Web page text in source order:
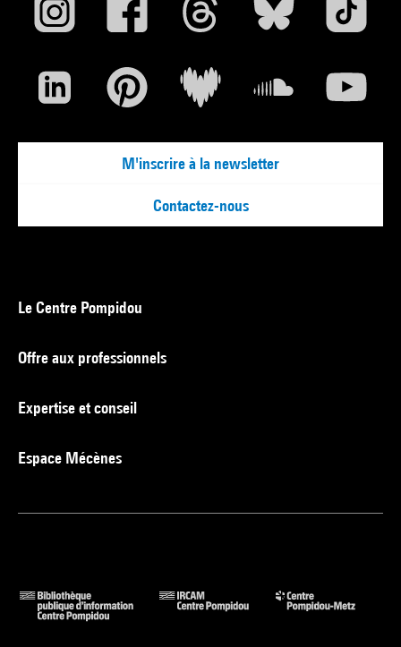
M'inscrire à la newsletter
Contactez-nous
Le Centre Pompidou
Offre aux professionnels
Expertise et conseil
Espace Mécènes